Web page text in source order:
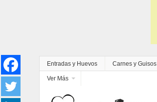
Entradas y Huevos Carnes y Guisos
Ver Más